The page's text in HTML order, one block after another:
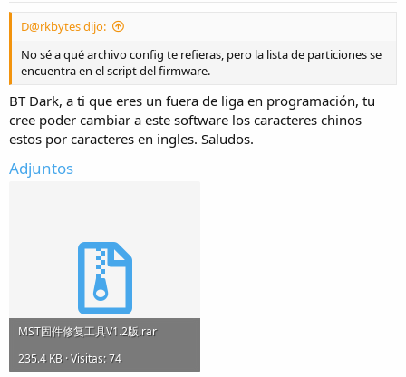
D@rkbytes dijo:
No sé a qué archivo config te refieras, pero la lista de particiones se
encuentra en el script del firmware.
BT Dark, a ti que eres un fuera de liga en programación, tu
cree poder cambiar a este software los caracteres chinos
estos por caracteres en ingles. Saludos.
Adjuntos
MST固件修复工具V1.2版.rar
235.4 KB · Visitas: 74